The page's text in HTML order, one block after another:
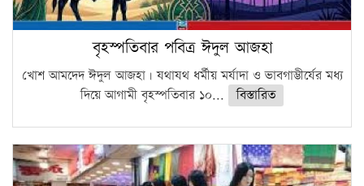
বৃহস্পতিবার পবিত্র ঈদুল আজহা
খোশ আমদেদ ঈদুল আজহা। যথাযথ ধর্মীয় মর্যাদা ও ভাবগাম্ভীর্যের মধ্য
দিয়ে আগামী বৃহস্পতিবার ১০...
বিস্তারিত